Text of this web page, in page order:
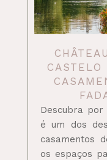
CASTELO
Descubra
é um dos
casamentos
os espaços